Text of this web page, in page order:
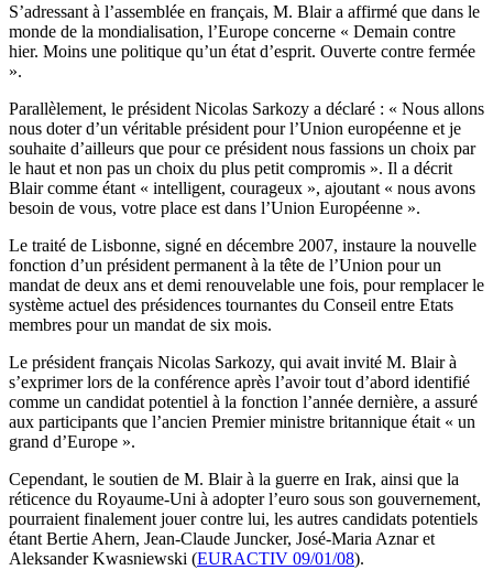
S’adressant à l’assemblée en français, M. Blair a affirmé que dans le
monde de la mondialisation, l’Europe concerne « Demain contre
hier. Moins une politique qu’un état d’esprit. Ouverte contre fermée
».
Parallèlement, le président Nicolas Sarkozy a déclaré : « Nous allons
nous doter d’un véritable président pour l’Union européenne et je
souhaite d’ailleurs que pour ce président nous fassions un choix par
le haut et non pas un choix du plus petit compromis ». Il a décrit
Blair comme étant « intelligent, courageux », ajoutant « nous avons
besoin de vous, votre place est dans l’Union Européenne ».
Le traité de Lisbonne, signé en décembre 2007, instaure la nouvelle
fonction d’un président permanent à la tête de l’Union pour un
mandat de deux ans et demi renouvelable une fois, pour remplacer le
système actuel des présidences tournantes du Conseil entre Etats
membres pour un mandat de six mois.
Le président français Nicolas Sarkozy, qui avait invité M. Blair à
s’exprimer lors de la conférence après l’avoir tout d’abord identifié
comme un candidat potentiel à la fonction l’année dernière, a assuré
aux participants que l’ancien Premier ministre britannique était « un
grand d’Europe ».
Cependant, le soutien de M. Blair à la guerre en Irak, ainsi que la
réticence du Royaume-Uni à adopter l’euro sous son gouvernement,
pourraient finalement jouer contre lui, les autres candidats potentiels
étant Bertie Ahern, Jean-Claude Juncker, José-Maria Aznar et
Aleksander Kwasniewski (EURACTIV 09/01/08).